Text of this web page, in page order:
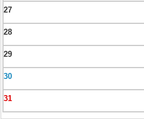
27
28
29
30
31